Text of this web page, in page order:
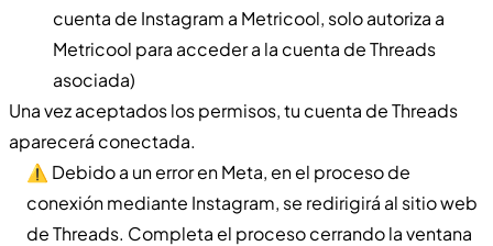
cuenta de Instagram a Metricool, solo autoriza a
Metricool para acceder a la cuenta de Threads
asociada)
Una vez aceptados los permisos, tu cuenta de Threads
aparecerá conectada.
⚠️ Debido a un error en Meta, en el proceso de
conexión mediante Instagram, se redirigirá al sitio web
de Threads. Completa el proceso cerrando la ventana